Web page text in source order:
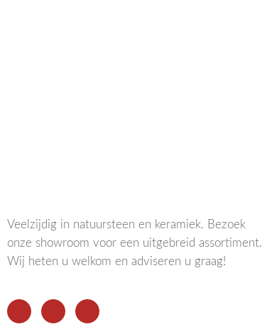
Veelzijdig in natuursteen en keramiek. Bezoek
onze showroom voor een uitgebreid assortiment.
Wij heten u welkom en adviseren u graag!